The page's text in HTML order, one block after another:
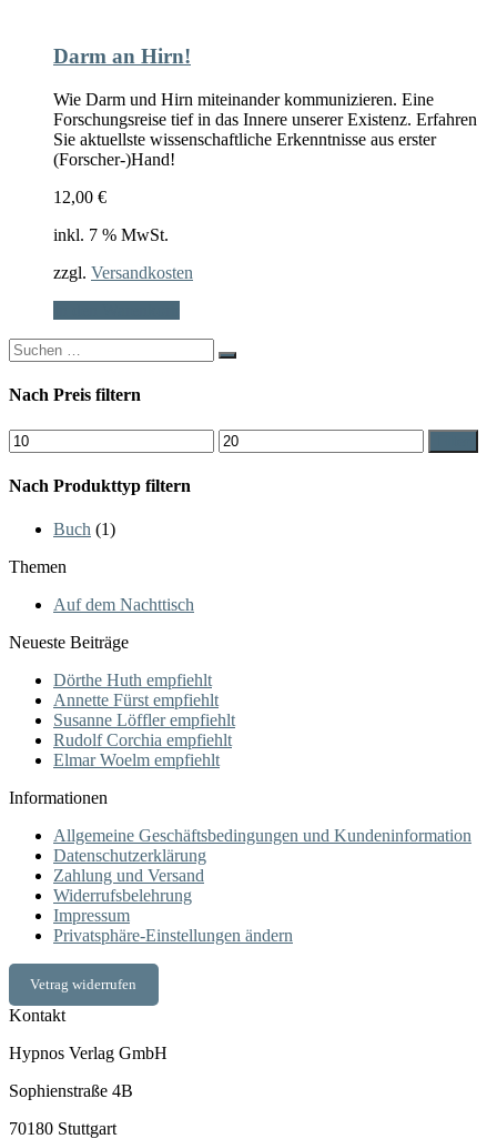
Darm an Hirn!
Wie Darm und Hirn miteinander kommunizieren. Eine
Forschungsreise tief in das Innere unserer Existenz. Erfahren
Sie aktuellste wissenschaftliche Erkenntnisse aus erster
(Forscher-)Hand!
12,00 €
inkl. 7 % MwSt.
zzgl. Versandkosten
Search
for:
Nach Preis filtern
Min.
Preis
Max.
Preis
Nach Produkttyp filtern
Buch (1)
Themen
Auf dem Nachttisch
Neueste Beiträge
Dörthe Huth empfiehlt
Annette Fürst empfiehlt
Susanne Löffler empfiehlt
Rudolf Corchia empfiehlt
Elmar Woelm empfiehlt
Informationen
Allgemeine Geschäftsbedingungen und Kundeninformation
Datenschutzerklärung
Zahlung und Versand
Widerrufsbelehrung
Impressum
Privatsphäre-Einstellungen ändern
Vetrag widerrufen
Kontakt
Hypnos Verlag GmbH
Sophienstraße 4B
70180 Stuttgart